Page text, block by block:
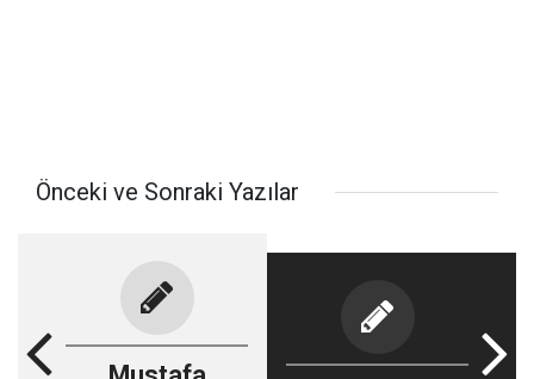
Önceki ve Sonraki Yazılar